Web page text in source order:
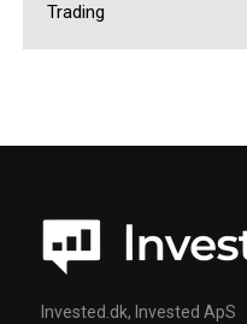
Trading
Invested.dk, Invested ApS